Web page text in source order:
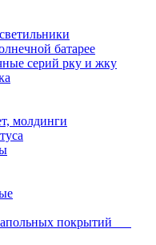
батарее
серий рку и жку
молдинги
покрытий